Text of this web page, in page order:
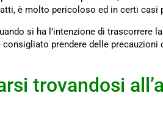
è molto pericoloso ed in certi casi
si ha l’intenzione di trascorrere
consigliato prendere delle precauzioni
trovandosi